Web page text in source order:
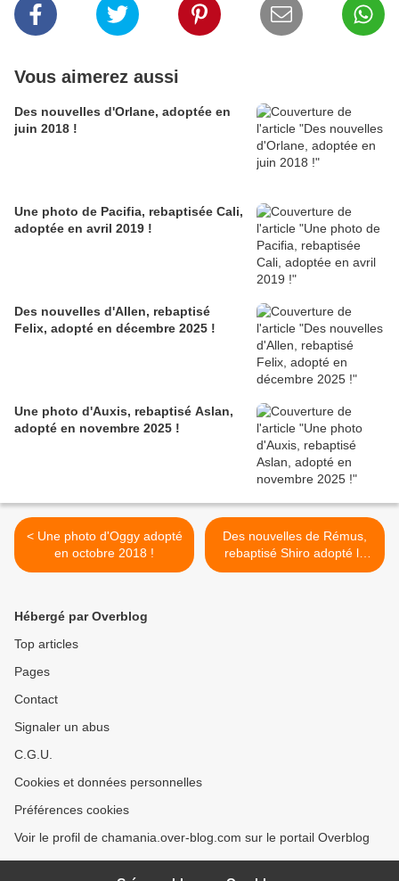
Vous aimerez aussi
Des nouvelles d'Orlane, adoptée en
juin 2018 !
Une photo de Pacifia, rebaptisée Cali,
adoptée en avril 2019 !
Des nouvelles d'Allen, rebaptisé
Felix, adopté en décembre 2025 !
Une photo d'Auxis, rebaptisé Aslan,
adopté en novembre 2025 !
< Une photo d'Oggy adopté
en octobre 2018 !
Des nouvelles de Rémus,
rebaptisé Shiro adopté le
15 février 2020 ! >
Hébergé par Overblog
Top articles
Pages
Contact
Signaler un abus
C.G.U.
Cookies et données personnelles
Préférences cookies
Voir le profil de chamania.over-blog.com sur le portail Overblog